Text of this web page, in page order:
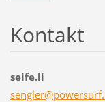
Kontakt
seife.li
sengler@powersur